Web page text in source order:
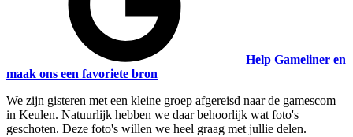
Help Gameliner en
maak ons een favoriete bron
We zijn gisteren met een kleine groep afgereisd naar de gamescom
in Keulen. Natuurlijk hebben we daar behoorlijk wat foto's
geschoten. Deze foto's willen we heel graag met jullie delen.